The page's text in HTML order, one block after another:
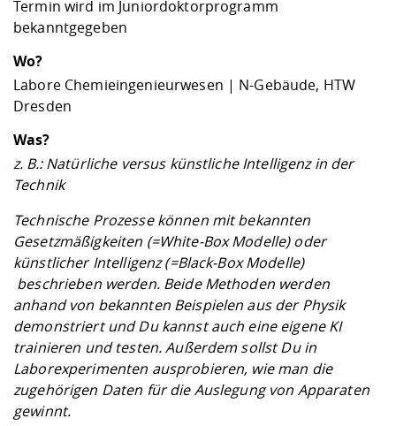
Termin wird im Juniordoktorprogramm
bekanntgegeben
Wo?
Labore Chemieingenieurwesen | N-Gebäude, HTW
Dresden
Was?
z. B.: Natürliche versus künstliche Intelligenz in der
Technik
Technische Prozesse können mit bekannten
Gesetzmäßigkeiten (=White-Box Modelle) oder
künstlicher Intelligenz (=Black-Box Modelle)
beschrieben werden. Beide Methoden werden
anhand von bekannten Beispielen aus der Physik
demonstriert und Du kannst auch eine eigene KI
trainieren und testen. Außerdem sollst Du in
Laborexperimenten ausprobieren, wie man die
zugehörigen Daten für die Auslegung von Apparaten
gewinnt.